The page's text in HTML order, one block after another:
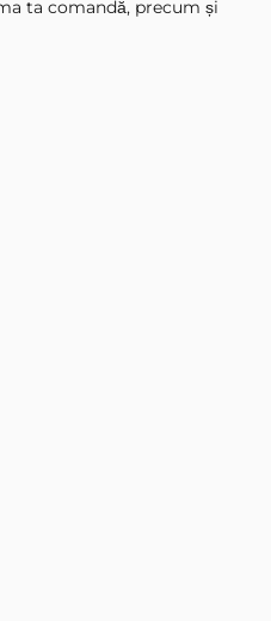
ta comandă, precum și